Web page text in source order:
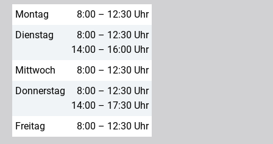
Montag
8:00 – 12:30 Uhr
Dienstag
8:00 – 12:30 Uhr
14:00 – 16:00 Uhr
Mittwoch
8:00 – 12:30 Uhr
Donnerstag
8:00 – 12:30 Uhr
14:00 – 17:30 Uhr
Freitag
8:00 – 12:30 Uhr